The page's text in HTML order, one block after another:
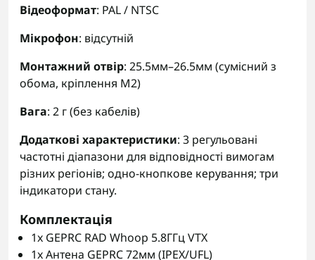
Відеоформат: PAL / NTSC
Мікрофон: відсутній
Монтажний отвір: 25.5мм–26.5мм (сумісний з
обома, кріплення M2)
Вага: 2 г (без кабелів)
Додаткові характеристики: 3 регульовані
частотні діапазони для відповідності вимогам
різних регіонів; одно-кнопкове керування; три
індикатори стану.
Комплектація
1x GEPRC RAD Whoop 5.8ГГц VTX
1x Антена GEPRC 72мм (IPEX/UFL)